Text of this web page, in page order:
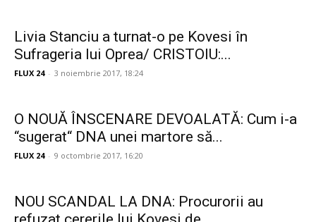
Livia Stanciu a turnat-o pe Kovesi în
Sufrageria lui Oprea/ CRISTOIU:...
FLUX 24 - 3 noiembrie 2017, 18:24
O NOUĂ ÎNSCENARE DEVOALATĂ: Cum i-a
“sugerat“ DNA unei martore să...
FLUX 24 - 9 octombrie 2017, 16:20
NOU SCANDAL LA DNA: Procurorii au